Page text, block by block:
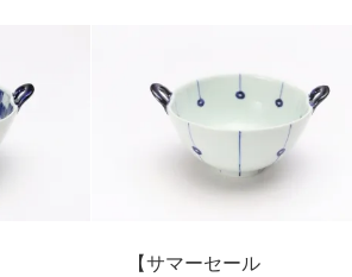
【サマーセール